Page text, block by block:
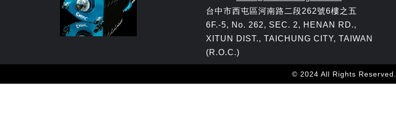
台中市西屯區河南路二段262號6樓之五
6F.-5, No. 262, SEC. 2, HENAN RD.,
XITUN DIST., TAICHUNG CITY, TAIWAN
(R.O.C.)
© 2024 All Rights Reserved.